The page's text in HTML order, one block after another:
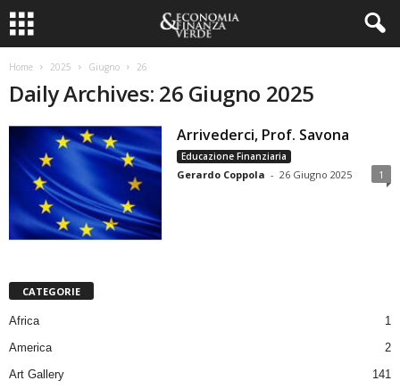
Home 2025 Giugno 26
Daily Archives: 26 Giugno 2025
Arrivederci, Prof. Savona
Educazione Finanziaria
Gerardo Coppola - 26 Giugno 2025 1
CATEGORIE
Africa
1
America
2
Art Gallery
141